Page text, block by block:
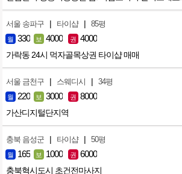
서울 송파구 | 타이샵 | 85평
월 330 보 4000 권 4000
가락동 24시 먹자골목상권 타이샵 매매
서울 금천구 | 스웨디시 | 34평
월 220 보 3000 권 8000
가산디지털단지역
충북 음성군 | 타이샵 | 50평
월 165 보 1000 권 6000
충북혁시도시 초건전마사지